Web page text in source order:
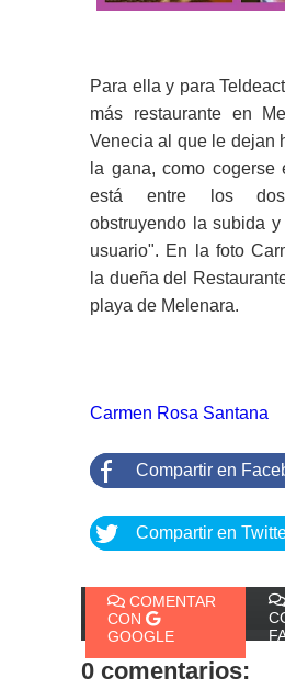
Para ella y para
más restaurante en
Venecia al que le dejan
la gana, como cogerse
está entre los dos
obstruyendo la subida y
usuario". En la foto
la dueña del
playa de Melenara.
Carmen Rosa Santana
Compartir en
Compartir en
COMENTAR
CON
GOOGLE
0 comentarios: